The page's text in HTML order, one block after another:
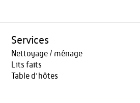
Services
Nettoyage / ménage
Lits faits
Table d'hôtes